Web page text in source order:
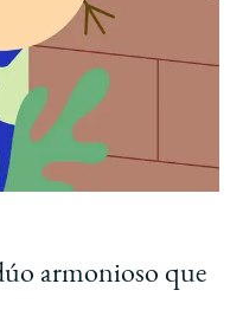
armonioso que